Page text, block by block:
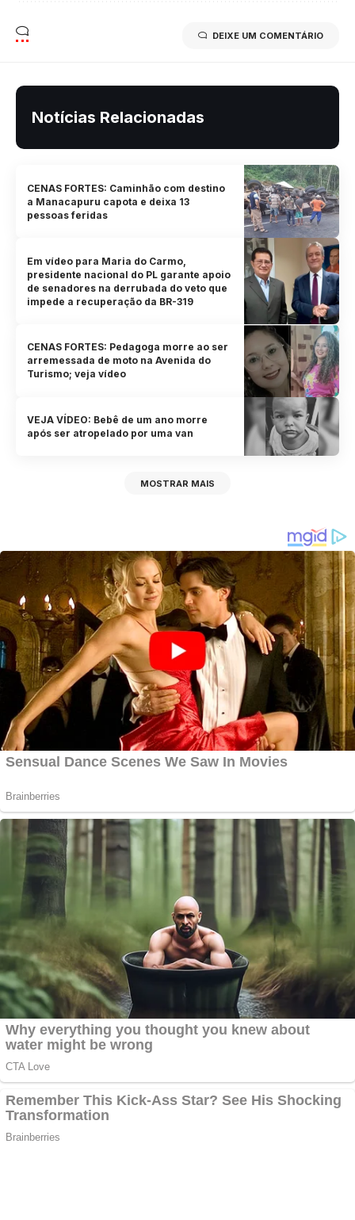
DEIXE UM COMENTÁRIO
Notícias Relacionadas
CENAS FORTES: Caminhão com destino
a Manacapuru capota e deixa 13
pessoas feridas
Em vídeo para Maria do Carmo,
presidente nacional do PL garante apoio
de senadores na derrubada do veto que
impede a recuperação da BR-319
CENAS FORTES: Pedagoga morre ao ser
arremessada de moto na Avenida do
Turismo; veja vídeo
VEJA VÍDEO: Bebê de um ano morre
após ser atropelado por uma van
MOSTRAR MAIS